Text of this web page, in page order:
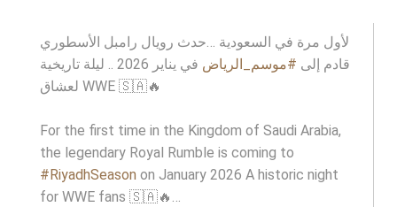
لأول مرة في السعودية …حدث رويال رامبل الأسطوري
قادم إلى #موسم_الرياض
في يناير 2026 .. ليلة تاريخية
لعشاق WWE 🇸🇦🔥
For the first time in the Kingdom of Saudi Arabia,
the legendary Royal Rumble is coming to
#RiyadhSeason on January 2026 A historic night
for WWE fans 🇸🇦🔥…